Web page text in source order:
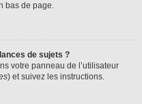
bas de page.
de sujets ?
votre panneau de l’utilisateur
) et suivez les instructions.